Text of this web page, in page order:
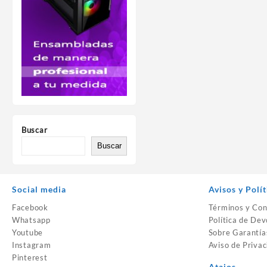
Buscar
Buscar
Social media
Facebook
Whatsapp
Youtube
Instagram
Pinterest
Avisos y
Términos y
Política de
Sobre
Aviso de